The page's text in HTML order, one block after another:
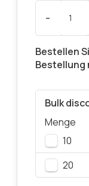
-
Bestellen
Bestellung
Bulk
Menge
10
20